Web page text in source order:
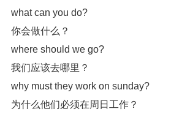
what can you do?
你会做什么？
where should we go?
我们应该去哪里？
why must they work on sunday?
为什么他们必须在周日工作？